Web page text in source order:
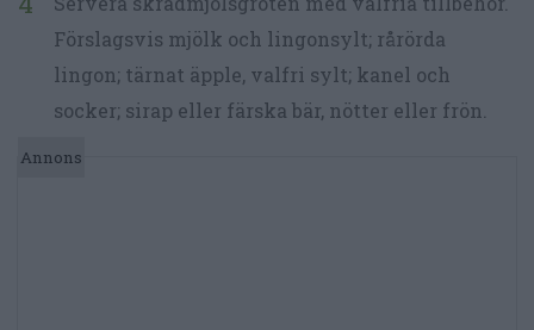
Förslagsvis mjölk och lingonsylt; rårörda
lingon; tärnat äpple, valfri sylt; kanel och
socker; sirap eller färska bär, nötter eller frön.